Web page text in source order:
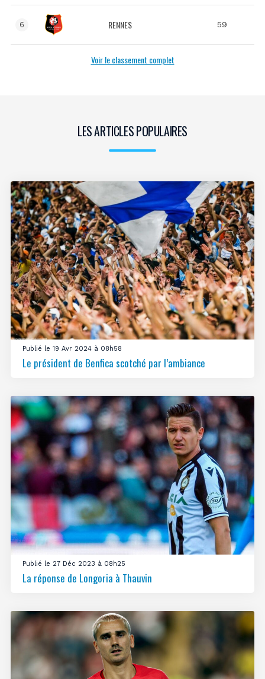
6 RENNES 59
Voir le classement complet
LES ARTICLES POPULAIRES
Publié le 19 Avr 2024 à 08h58
Le président de Benfica scotché par l’ambiance
Publié le 27 Déc 2023 à 08h25
La réponse de Longoria à Thauvin